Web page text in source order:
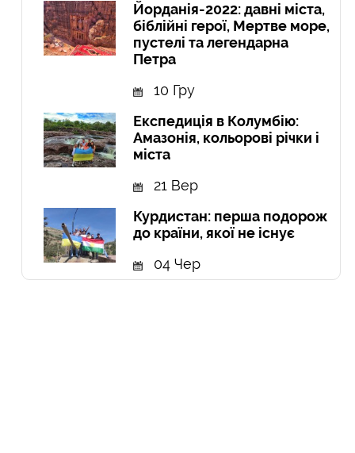
Йорданія-2022: давні міста,
біблійні герої, Мертве море,
пустелі та легендарна
Петра
10 Гру
Експедиція в Колумбію:
Амазонія, кольорові річки і
міста
21 Вер
Курдистан: перша подорож
до країни, якої не існує
04 Чер